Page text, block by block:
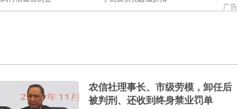
广告
农信社理事长、市级劳模，卸任后
被判刑、还收到终身禁业罚单